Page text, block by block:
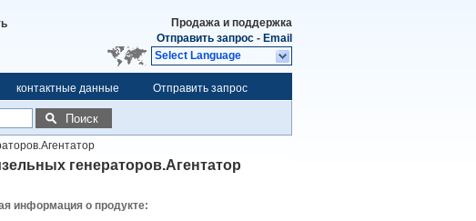
Продажа и поддержка
Отправить запрос - Email
Select Language
контактные данные Отправить запрос
Поиск
генераторов.Агентатор
информация о продукте: